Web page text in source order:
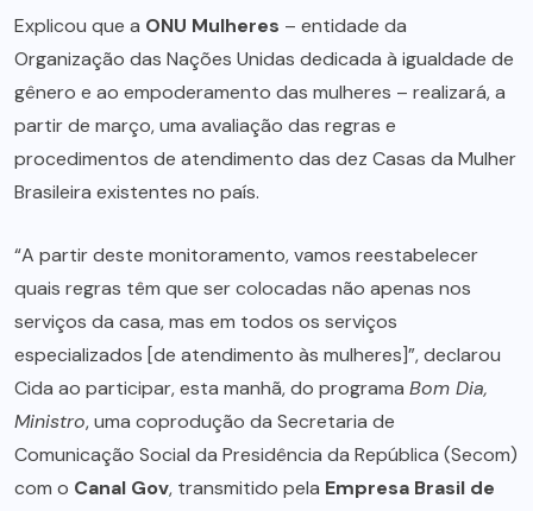
Explicou que a ONU Mulheres – entidade da
Organização das Nações Unidas dedicada à igualdade de
gênero e ao empoderamento das mulheres – realizará, a
partir de março, uma avaliação das regras e
procedimentos de atendimento das dez Casas da Mulher
Brasileira existentes no país.
“A partir deste monitoramento, vamos reestabelecer
quais regras têm que ser colocadas não apenas nos
serviços da casa, mas em todos os serviços
especializados [de atendimento às mulheres]”, declarou
Cida ao participar, esta manhã, do programa Bom Dia,
Ministro, uma coprodução da Secretaria de
Comunicação Social da Presidência da República (Secom)
com o Canal Gov, transmitido pela Empresa Brasil de